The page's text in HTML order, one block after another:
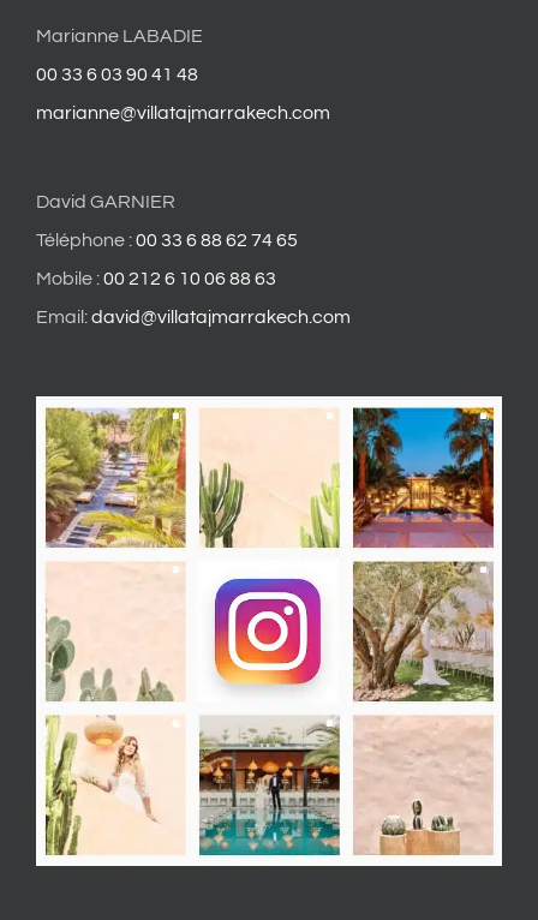
Marianne LABADIE
00 33 6 03 90 41 48
marianne@villatajmarrakech.com
David GARNIER
Téléphone :00 33 6 88 62 74 65
Mobile :00 212 6 10 06 88 63
Email:david@villatajmarrakech.com